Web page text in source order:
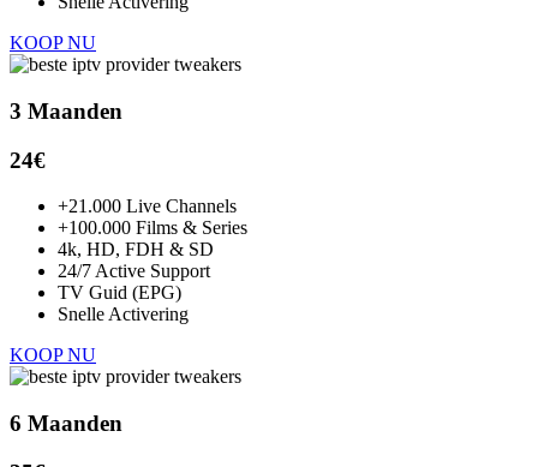
KOOP NU
3 Maanden
24€
+21.000 Live Channels
+100.000 Films & Series
4k, HD, FDH & SD
24/7 Active Support
TV Guid (EPG)
Snelle Activering
KOOP NU
6 Maanden